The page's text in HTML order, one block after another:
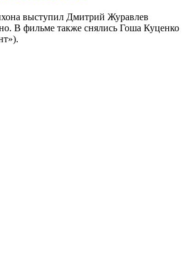
выступил Дмитрий Журавлев
В фильме также снялись Гоша Куценко